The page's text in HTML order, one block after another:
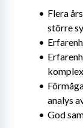
Flera
större
analys
God